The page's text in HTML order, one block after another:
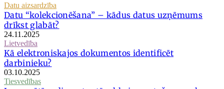
Datu aizsardzība
Datu “kolekcionēšana” – kādus datus uzņēmums
drīkst glabāt?
24.11.2025
Lietvedība
Kā elektroniskajos dokumentos identificēt
darbinieku?
03.10.2025
Tiesvedības